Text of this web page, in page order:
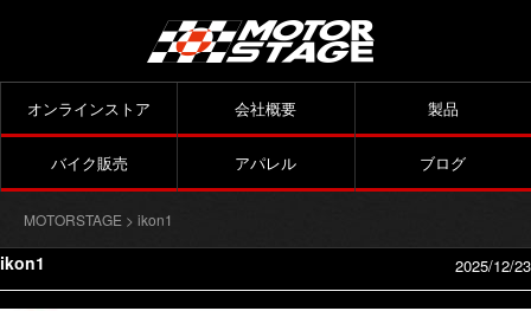
オンラインストア 会社概要 製品
バイク販売 アパレル ブログ
MOTORSTAGE > ikon1
ikon1 2025/12/23